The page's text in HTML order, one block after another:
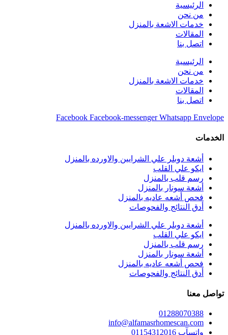
الرئيسية
من نحن
خدمات الاشعة بالمنزل
المقالات
اتصل بنا
الرئيسية
من نحن
خدمات الاشعة بالمنزل
المقالات
اتصل بنا
Facebook Facebook-messenger Whatsapp Envelope
الخدمات
أشعة دوبلر علي الشرايين والاورده بالمنزل
ايكو علي القلب
رسم قلب بالمنزل
أشعة سونار بالمنزل
فحص أشعه عاديه بالمنزل
أدق النتائج والفحوصات
أشعة دوبلر علي الشرايين والاورده بالمنزل
ايكو علي القلب
رسم قلب بالمنزل
أشعة سونار بالمنزل
فحص أشعه عاديه بالمنزل
أدق النتائج والفحوصات
تواصل معنا
01288070388
info@alfamasrhomescan.com
واتسآب 01154312016